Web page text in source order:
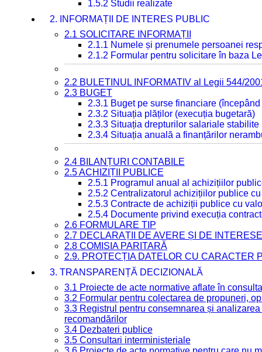
1.5.2 Studii realizate
2. INFORMAȚII DE INTERES PUBLIC
2.1 SOLICITARE INFORMAȚII
2.1.1 Numele și prenumele persoanei
2.1.2 Formular pentru solicitare în baza
2.2 BULETINUL INFORMATIV al Legii 544/
2.3 BUGET
2.3.1 Buget pe surse financiare
2.3.2 Situația plăților (execuția bugetară)
2.3.3 Situația drepturilor salariale
2.3.4 Situația anuală a finanțărilor
2.4 BILANȚURI CONTABILE
2.5 ACHIZIȚII PUBLICE
2.5.1 Programul anual al achizițiilor
2.5.2 Centralizatorul achizițiilor publice
2.5.3 Contracte de achiziții publice cu
2.5.4 Documente privind execuția
2.6 FORMULARE TIP
2.7 DECLARAȚII DE AVERE ȘI DE INTERESE
2.8 COMISIA PARITARĂ
2.9. PROTECȚIA DATELOR CU CARACTER
3. TRANSPARENȚĂ DECIZIONALĂ
3.1 Proiecte de acte normative aflate în
3.2 Formular pentru colectarea de propuneri,
3.3 Registrul pentru consemnarea și
recomandărilor
3.4 Dezbateri publice
3.5 Consultari interministeriale